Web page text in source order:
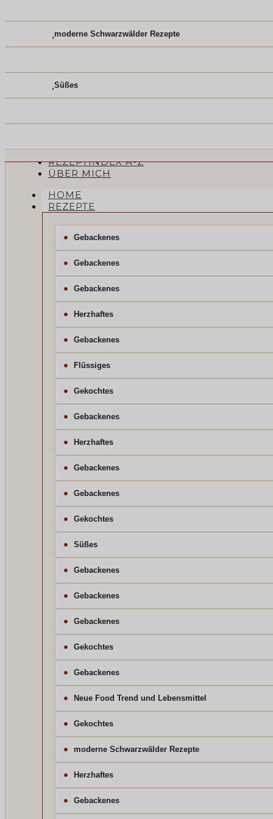
,moderne Schwarzwälder Rezepte
,Süßes
REZEPTINDEX A-Z
ÜBER MICH
HOME
REZEPTE
Gebackenes
Gebackenes
Gebackenes
Herzhaftes
Gebackenes
Flüssiges
Gekochtes
Gebackenes
Herzhaftes
Gebackenes
Gebackenes
Gekochtes
Süßes
Gebackenes
Gebackenes
Gebackenes
Gekochtes
Gebackenes
Neue Food Trend und Lebensmittel
Gekochtes
moderne Schwarzwälder Rezepte
Herzhaftes
Gebackenes